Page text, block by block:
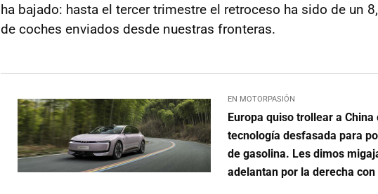
ha bajado: hasta el tercer trimestre el retroceso ha sido de un
de coches enviados desde nuestras fronteras.
EN MOTORPASIÓN
Europa quiso trollear a China
tecnología desfasada para
de gasolina. Les dimos
adelantan por la derecha